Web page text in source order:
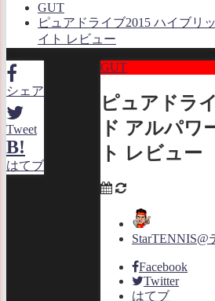
GUT
ピュアドライブ2015 ハイブリ
イト レビュー
シェア
Tweet
B!
はてブ
GUT
ピュアドラ
ド アルパワ
ト レビュー
Facebook
Twitter
はてブ